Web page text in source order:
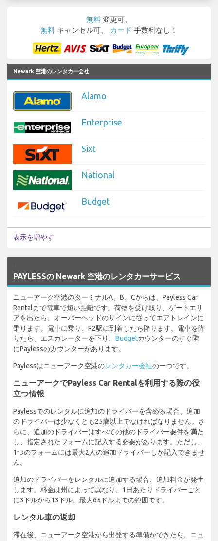
無料 変更可、
無料 キャンセル可、 カード 手数料なし！
Newark 空港のレンタカー会社
Alamo
Enterprise
Sixt
National
Budget
表示を増やす
PAYLESSの Newark 空港のレンタカーサービス
ニューアーク空港のターミナルA、B、Cからは、Payless Car
Rentalまで電車で短い距離です。荷物を受け取り、ゲートエリ
アを出たら、オーバーヘッドのサインに従ってエアトレインに
乗ります。電車に乗り、P2駅に到着したら降ります。電車を降
りたら、エスカレーターを下り、 Budgetカウンターのすぐ隣
にPaylessのカウンターがあります。
Paylessはニューアーク空港のレンタカー会社の一つです。
ニューアークでPayless Car Rentalを利用する際の役
立つ情報
Paylessでのレンタルに追加のドライバーを含める場合、追加
のドライバーは少なくとも25歳以上でなければなりません。さ
らに、追加のドライバーはすべての他のドライバー要件を満た
し、指定されたフォームに記入する必要があります。ただし、
1つのフォームには最大2人の追加ドライバーしか記入できませ
ん。
追加のドライバーをレンタルに追加する場合、追加料金が発生
します。料金は州によって異なり、1日あたりドライバーごと
に3ドルから13ドル、最大65ドルまでの範囲です。
レンタル車の返却
滞在後、ニューアーク空港から出発する準備ができたら、ニュ